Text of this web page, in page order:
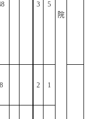
院
3 5
8 2 1